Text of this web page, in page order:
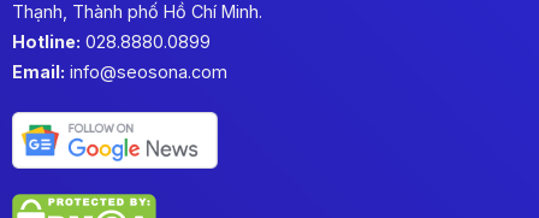
Thạnh, Thành phố Hồ Chí Minh.
Hotline: 028.8880.0899
Email: info@seosona.com